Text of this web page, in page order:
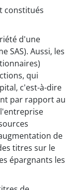
constitués
d'une
SAS). Aussi, les
qui
c'est-à-dire
par rapport au
de
titres sur le
épargnants les